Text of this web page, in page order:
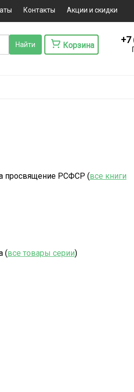
Контакты Акции и скидки
Корзина
+7
просвящение РСФСР (все книги
(все товары серии)